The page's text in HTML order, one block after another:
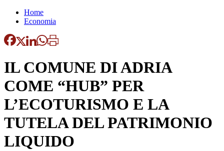
Home
Economia
IL COMUNE DI ADRIA
COME “HUB” PER
L’ECOTURISMO E LA
TUTELA DEL PATRIMONIO
LIQUIDO